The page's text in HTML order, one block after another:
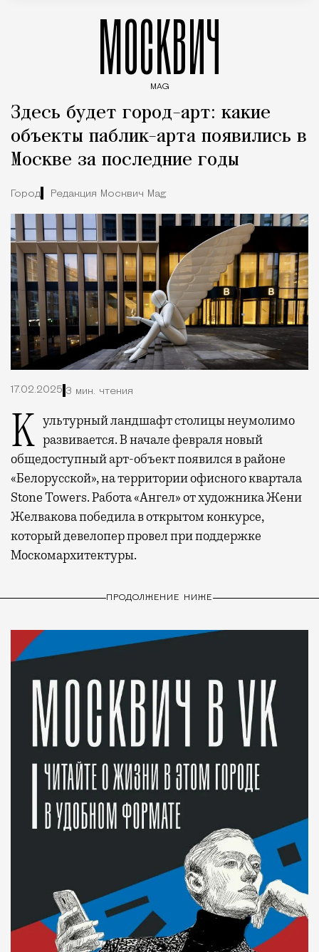
МОСКВИЧ
MAG
Здесь будет город-арт: какие
объекты паблик-арта появились в
Москве за последние годы
Город Редакция Москвич Mag
17.02.2025 3 мин. чтения
Культурный ландшафт столицы неумолимо развивается. В начале февраля новый
общедоступный арт-объект появился в районе
«Белорусской», на территории офисного квартала
Stone Towers. Работа «Ангел» от художника Жени
Желвакова победила в открытом конкурсе,
который девелопер провел при поддержке
Москомархитектуры.
ПРОДОЛЖЕНИЕ НИЖЕ